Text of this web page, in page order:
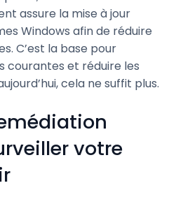
assure la mise à jour
Windows afin de réduire
C’est la base pour
courantes et réduire les
cela ne suffit plus.
votre